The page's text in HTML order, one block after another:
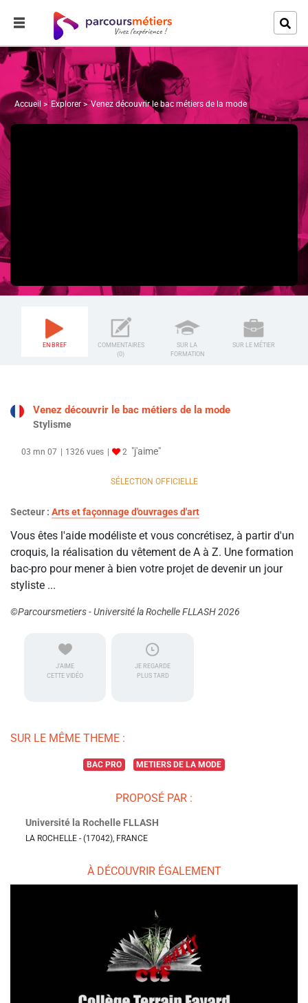
Accueil Explorer Venez découvrir le bac métiers de la mode
EN BREF
COMMENTAIRES
(0)
SUR LA
FORMATION
SUR LE MÉTIER
Venez découvrir le bac métiers de la mode
Stylisme
03 mn 07 1326 vues 2 "j'aime"
SÉLECTION OFFICIELLE
Secteur : Arts et façonnage d'ouvrages d'art
Vous êtes l'aide modéliste et vous concrétisez, à partir d'un
croquis, la réalisation du vêtement de A à Z. Une formation
bac-pro pour mener à bien votre projet de devenir un jour
styliste ...
©Parcoursmetiers - Université la Rochelle FLLASH 2026
J'AIME
CETTE VIDÉO
JE REGARDE
PLUS TARD
SUR LE MÊME THEME :
BAC PRO METIERS DE LA MODE
PROPOSÉ PAR :
Université la Rochelle FLLASH
LA ROCHELLE - (17042), FRANCE
À DÉCOUVRIR ÉGALEMENT